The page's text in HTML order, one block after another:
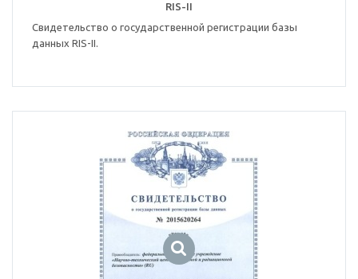
RIS-II
Свидетельство о государственной регистрации базы
данных RIS-II.